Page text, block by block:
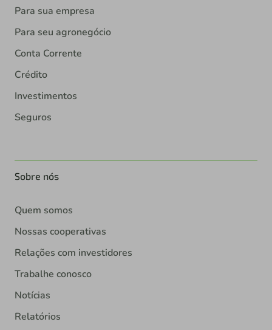
Para sua empresa
Para seu agronegócio
Conta Corrente
Crédito
Investimentos
Seguros
Sobre nós
Quem somos
Nossas cooperativas
Relações com investidores
Trabalhe conosco
Notícias
Relatórios